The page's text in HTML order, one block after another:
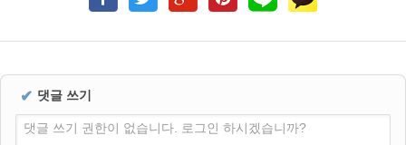
✔ 댓글 쓰기
댓글 쓰기 권한이 없습니다. 로그인 하시겠습니까?